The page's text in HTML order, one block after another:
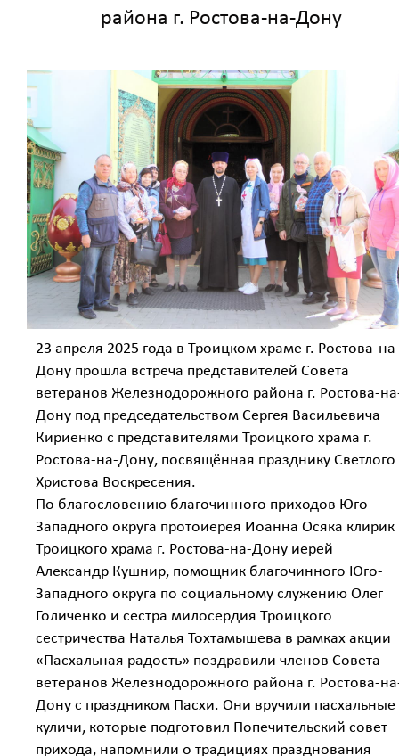
района г. Ростова-на-Дону
23 апреля 2025 года в Троицком храме г. Ростова-
Дону прошла встреча представителей Совета
ветеранов Железнодорожного района г. Ростова-
Дону под председательством Сергея Васильевича
Кириенко с представителями Троицкого храма г.
Ростова-на-Дону, посвящённая празднику Светлого
Христова Воскресения.
По благословению благочинного приходов Юго-
Западного округа протоиерея Иоанна Осяка клирик
Троицкого храма г. Ростова-на-Дону иерей
Александр Кушнир, помощник благочинного Юго-
Западного округа по социальному служению Олег
Голиченко и сестра милосердия Троицкого
сестричества Наталья Тохтамышева в рамках акции
«Пасхальная радость» поздравили членов Совета
ветеранов Железнодорожного района г. Ростова-
Дону с праздником Пасхи. Они вручили пасхальные
куличи, которые подготовил Попечительский совет
прихода, напомнили о традициях празднования